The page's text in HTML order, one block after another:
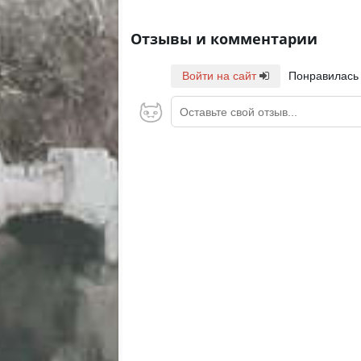
Отзывы и комментарии
Войти на сайт Понравилась
Оставьте свой отзыв...